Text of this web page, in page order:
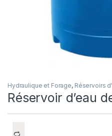
Hydraulique et Forage, Réservoirs
Réservoir d’eau